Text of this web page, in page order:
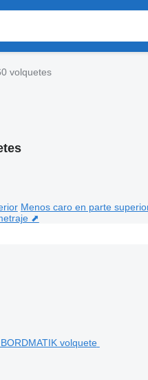
volquetes
Menos caro en parte
⬈